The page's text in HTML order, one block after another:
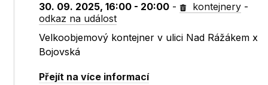
30. 09. 2025, 16:00 - 20:00 - kontejnery -
odkaz na událost
Velkoobjemový kontejner v ulici Nad Rážákem x
Bojovská
Přejít na více informací